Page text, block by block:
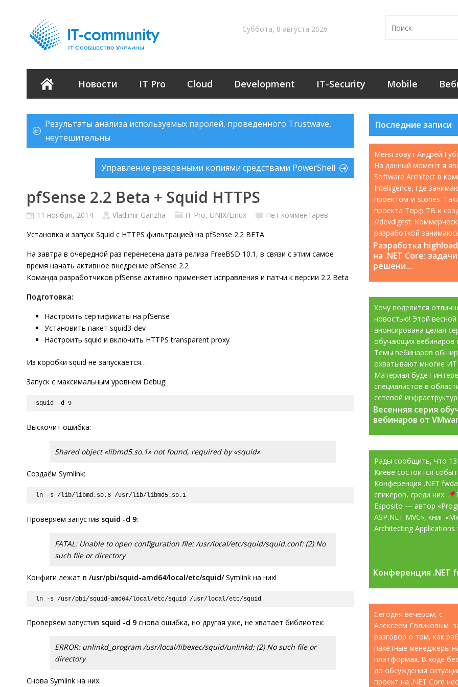
Суббота, 8 августа 2026
Новости IT Pro Cloud Development IT-Security Mobile
Результаты анализа используемых паролей, проведенного Trustwave,
неутешительны
Управление резервными копиями средствами PowerShell
pfSense 2.2 Beta + Squid HTTPS
11 ноября, 2014 Vladimir Ganzha IT Pro, UNIX/Linux
Нет комментарев
Установка и запуск Squid с HTTPS фильтрацией на pfSense 2.2 BETA
На завтра в очередной раз перенесена дата релиза FreeBSD 10.1, в связи с этим самое
время начать активное внедрение pfSense 2.2
Команда разработчиков pfSense активно применяет исправления и патчи к версии 2.2 Beta
Подготовка:
Настроить сертификаты на pfSense
Установить пакет squid3-dev
Настроить squid и включить HTTPS transparent proxy
Из коробки squid не запускается…
Запуск с максимальным уровнем Debug:
squid -d 9
Выскочит ошибка:
Shared object «libmd5.so.1» not found, required by «squid»
Создаём Symlink:
ln -s /lib/libmd.so.6 /usr/lib/libmd5.so.1
Проверяем запустив squid -d 9:
FATAL: Unable to open configuration file: /usr/local/etc/squid/squid.conf: (2) No
such file or directory
Конфиги лежат в /usr/pbi/squid-amd64/local/etc/squid/Symlink на них!
ln -s /usr/pbi/squid-amd64/local/etc/squid /usr/local/etc/squid
Проверяем запустив squid -d 9 снова ошибка, но другая уже, не хватает библиотек:
ERROR: unlinkd_program /usr/local/libexec/squid/unlinkd: (2) No such file or
directory
Снова Symlink на них:
Последние записи
Разработка
на .NET Core:
решени...
Меня зовут Андрей
На данный момент я
Software Architect в
Intelligence, где
проектом vi stories.
проекта Торф ТВ и
//devdigest.
разработкой
с 2008 года....
Весенняя серия
вебинаров от
Хочу поделится
новостью! Этой весной
анонсирована целая
обучающих вебинаров
Темы вебинаров
охватывают многие
Материал будет
специалистов в
сетевой
информационной...
Весенняя серия
вебинаров от
Конференция .NET
Рады сообщить, что 13
Киеве состоится
Конференция .NET
спикеров, среди них:
Esposito — автор
ASP.NET MVC», книг
Architecting Applications
Конференция .NET
Сегодня вечером, с
Алексеем Голиковым
разговор о том, как
пакетные менеджеры
платформах. В ходе
до обсуждения
проект на .NET Core